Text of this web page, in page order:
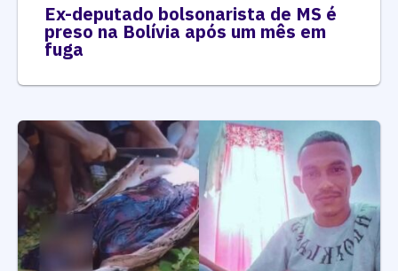
Ex-deputado bolsonarista de MS é
preso na Bolívia após um mês em
fuga